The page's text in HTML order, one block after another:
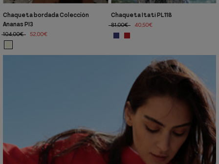
Chaqueta bordada Colección
Ananas PI3
104,00€
52,00€
Chaqueta Itatí PL118
81,00€
40,50€